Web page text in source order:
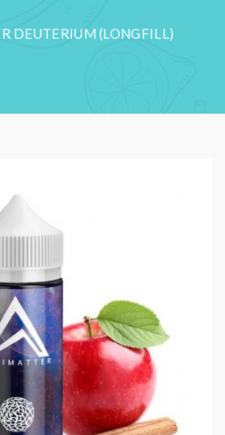
DEUTERIUM (LONGFILL)